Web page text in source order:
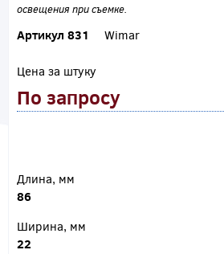
освещения при съемке.
Артикул 831 Wimar
Цена за штуку
По запросу
Длина, мм
86
Ширина, мм
22